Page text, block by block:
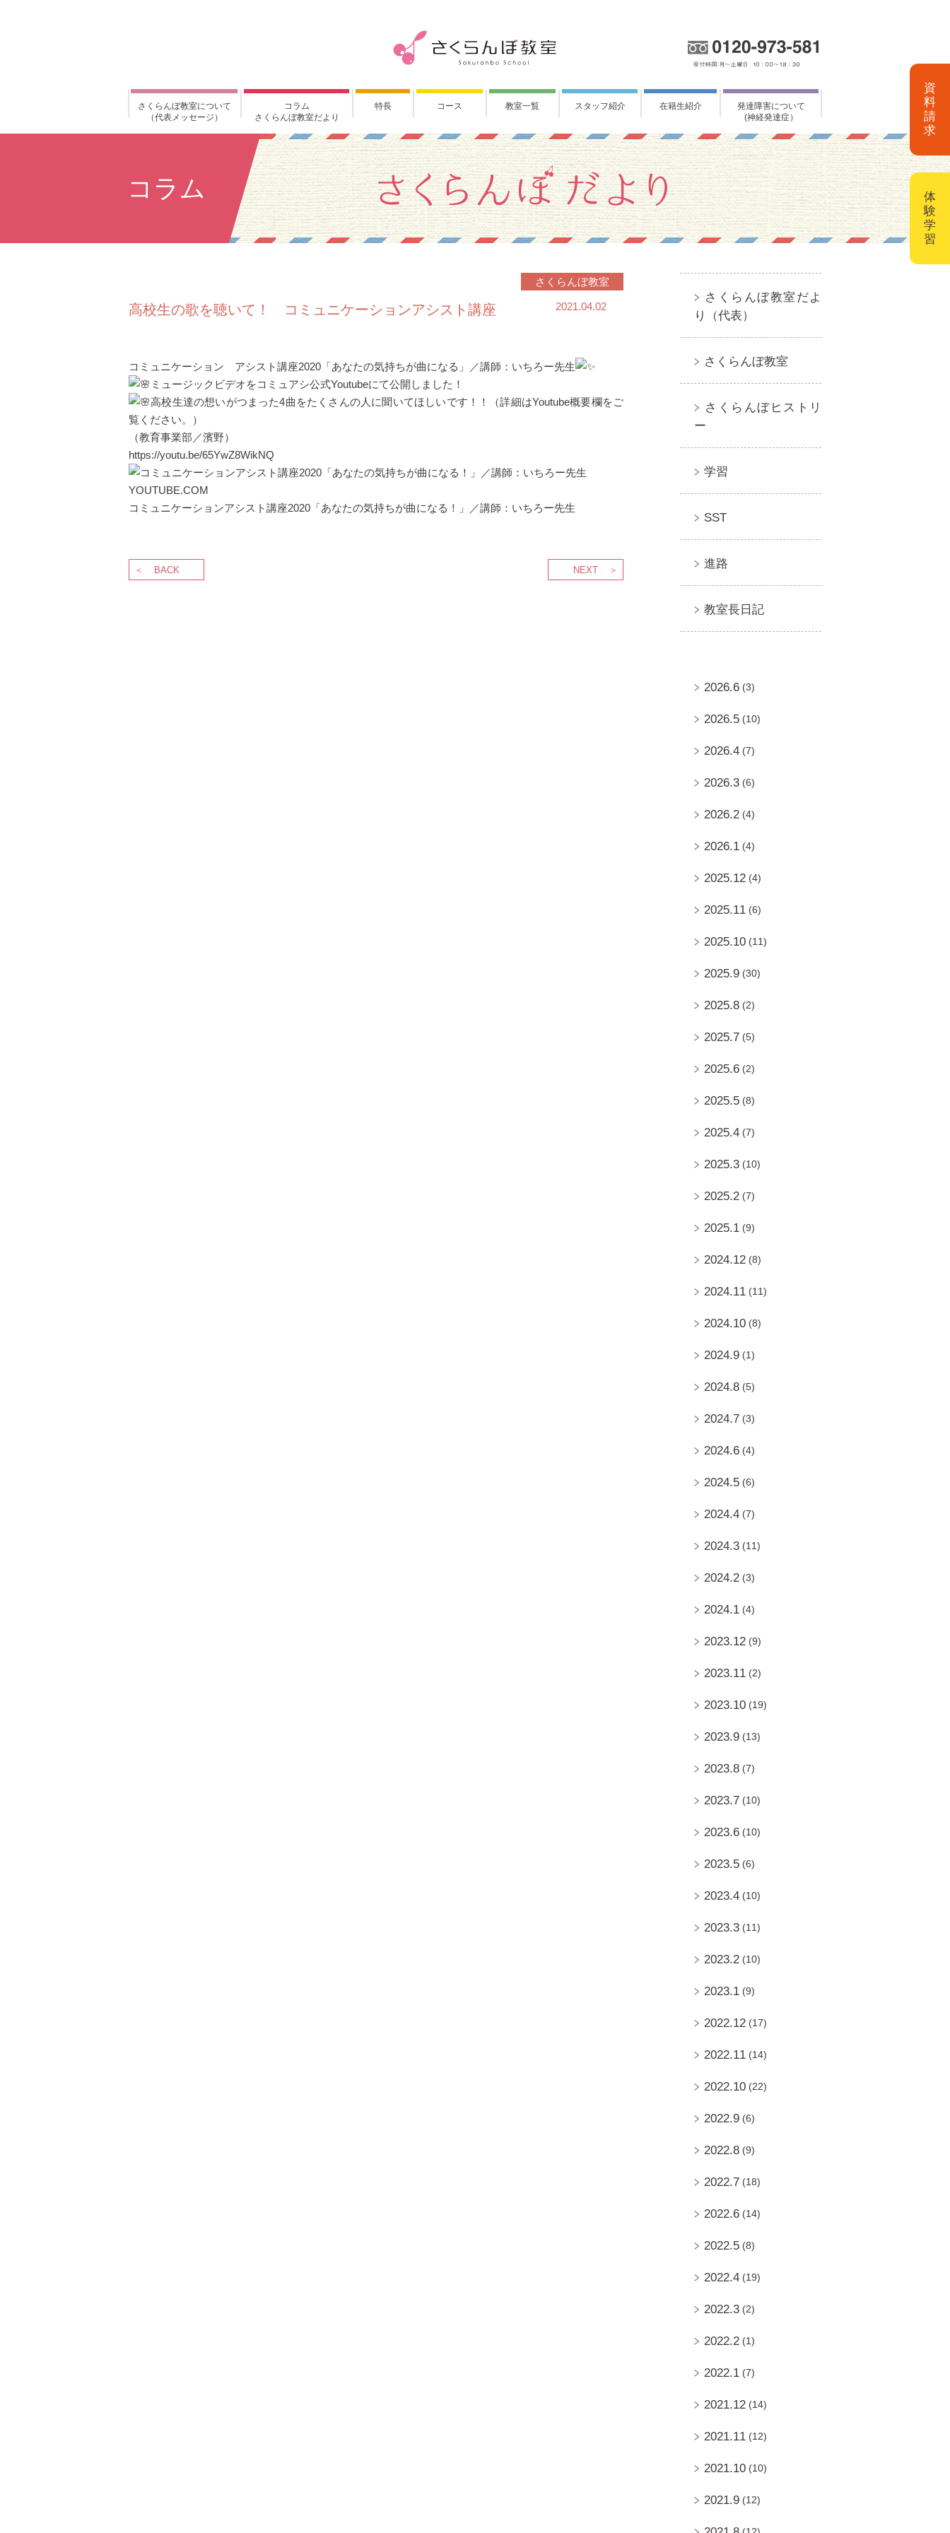
さくらんぼ教室について
（代表メッセージ）
コラム
さくらんぼ教室だより
特長 コース 教室一覧 スタッフ紹介 在籍生紹介
発達障害について
(神経発達症）
コラム
さくらんぼ教室
2021.04.02
高校生の歌を聴いて！ コミュニケーションアシスト講座
コミュニケーション アシスト講座2020「あなたの気持ちが曲になる」／講師：いちろー先生
ミュージックビデオをコミュアシ公式Youtubeにて公開しました！
高校生達の想いがつまった4曲をたくさんの人に聞いてほしいです！！（詳細はYoutube概要欄をご
覧ください。）
（教育事業部／濱野）
https://youtu.be/65YwZ8WikNQ
YOUTUBE.COM
コミュニケーションアシスト講座2020「あなたの気持ちが曲になる！」／講師：いちろー先生
BACK NEXT
さくらんぼ教室だよ
り（代表）
さくらんぼ教室
さくらんぼヒストリ
ー
学習
SST
進路
教室長日記
2026.6 (3)
2026.5 (10)
2026.4 (7)
2026.3 (6)
2026.2 (4)
2026.1 (4)
2025.12 (4)
2025.11 (6)
2025.10 (11)
2025.9 (30)
2025.8 (2)
2025.7 (5)
2025.6 (2)
2025.5 (8)
2025.4 (7)
2025.3 (10)
2025.2 (7)
2025.1 (9)
2024.12 (8)
2024.11 (11)
2024.10 (8)
2024.9 (1)
2024.8 (5)
2024.7 (3)
2024.6 (4)
2024.5 (6)
2024.4 (7)
2024.3 (11)
2024.2 (3)
2024.1 (4)
2023.12 (9)
2023.11 (2)
2023.10 (19)
2023.9 (13)
2023.8 (7)
2023.7 (10)
2023.6 (10)
2023.5 (6)
2023.4 (10)
2023.3 (11)
2023.2 (10)
2023.1 (9)
2022.12 (17)
2022.11 (14)
2022.10 (22)
2022.9 (6)
2022.8 (9)
2022.7 (18)
2022.6 (14)
2022.5 (8)
2022.4 (19)
2022.3 (2)
2022.2 (1)
2022.1 (7)
2021.12 (14)
2021.11 (12)
2021.10 (10)
2021.9 (12)
資
料
請
求
体
験
学
習